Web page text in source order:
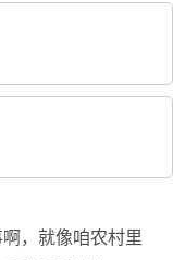
，就像咱农村里